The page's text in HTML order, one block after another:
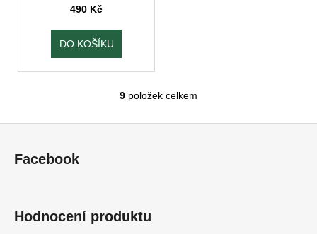
490 Kč
DO KOŠÍKU
O
9 položek celkem
Facebook
Hodnocení produktu